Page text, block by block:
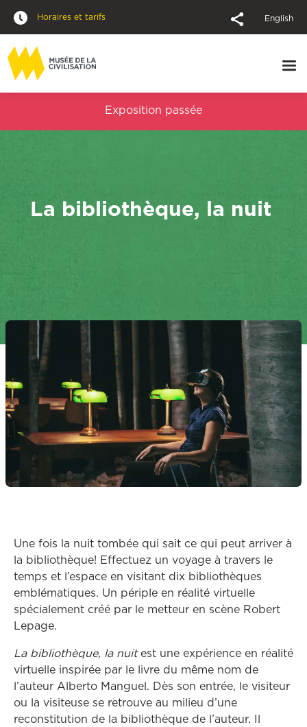
Horaires et tarifs English
Exposition passée
La bibliothèque, la nuit
Une fois la nuit tombée qui sait ce qui peut arriver à
la bibliothèque! Effectuez un voyage à travers le
temps et l’espace en visitant dix bibliothèques
emblématiques. Un périple en réalité virtuelle
spécialement créé par le metteur en scène Robert
Lepage.
La bibliothèque, la nuitest une expérience en réalité
virtuelle inspirée par le livre du même nom de
l’auteur Alberto Manguel. Dès son entrée, le visiteur
ou la visiteuse se retrouve au milieu d’une
reconstitution de la bibliothèque de l’auteur. Il